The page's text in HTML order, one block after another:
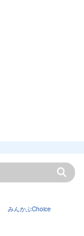
みんかぶChoice